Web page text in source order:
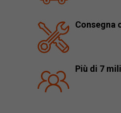
Consegna
Più di 7